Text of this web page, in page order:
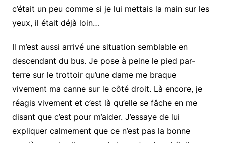
c’était un peu comme si je lui mettais la main sur les
yeux, il était déjà loin…
Il m’est aussi arrivé une situation semblable en
descendant du bus. Je pose à peine le pied par-
terre sur le trottoir qu’une dame me braque
vivement ma canne sur le côté droit. Là encore, je
réagis vivement et c’est là qu’elle se fâche en me
disant que c’est pour m’aider. J’essaye de lui
expliquer calmement que ce n’est pas la bonne